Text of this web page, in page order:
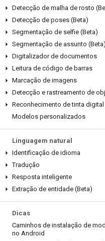
Detecção de malha de rosto
Detecção de poses (Beta)
Segmentação de selfie (Beta)
Segmentação de assunto (Beta)
Digitalizador de documentos
Leitura de código de barras
Marcação de imagens
Detecção e rastreamento de
Reconhecimento de tinta digital
Modelos personalizados
Linguagem natural
Identificação de idioma
Tradução
Resposta inteligente
Extração de entidade (Beta)
Dicas
Caminhos de instalação de
no Android